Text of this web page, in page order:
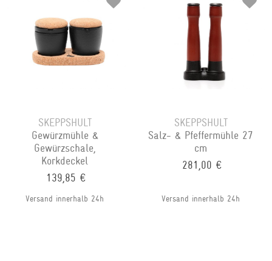
SKEPPSHULT
Gewürzmühle &
Gewürzschale,
Korkdeckel
139,85 €
Versand innerhalb 24h
SKEPPSHULT
Salz- & Pfeffermühle 27
cm
281,00 €
Versand innerhalb 24h